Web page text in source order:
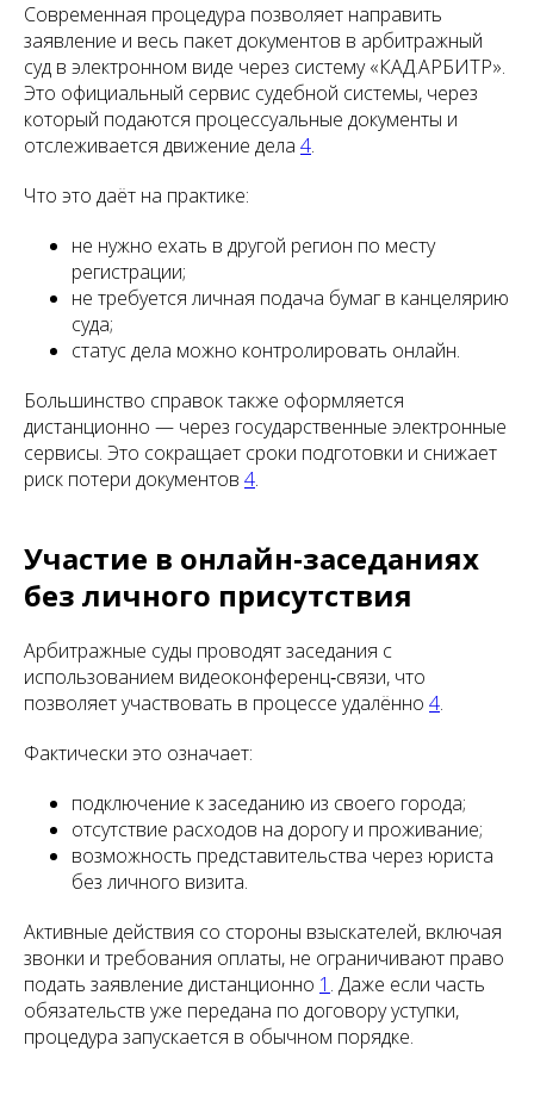
Современная процедура позволяет направить
заявление и весь пакет документов в арбитражный
суд в электронном виде через систему «КАД.АРБИТР».
Это официальный сервис судебной системы, через
который подаются процессуальные документы и
отслеживается движение дела 4.
Что это даёт на практике:
не нужно ехать в другой регион по месту
регистрации;
не требуется личная подача бумаг в канцелярию
суда;
статус дела можно контролировать онлайн.
Большинство справок также оформляется
дистанционно — через государственные электронные
сервисы. Это сокращает сроки подготовки и снижает
риск потери документов 4.
Участие в онлайн‑заседаниях
без личного присутствия
Арбитражные суды проводят заседания с
использованием видеоконференц‑связи, что
позволяет участвовать в процессе удалённо 4.
Фактически это означает:
подключение к заседанию из своего города;
отсутствие расходов на дорогу и проживание;
возможность представительства через юриста
без личного визита.
Активные действия со стороны взыскателей, включая
звонки и требования оплаты, не ограничивают право
подать заявление дистанционно 1 . Даже если часть
обязательств уже передана по договору уступки,
процедура запускается в обычном порядке.